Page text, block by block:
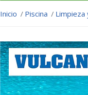
Inicio Piscina Limpieza